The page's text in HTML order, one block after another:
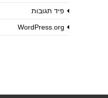
פיד תגובות
WordPress.org